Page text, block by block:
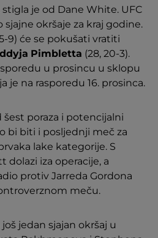
je od Dane White. UFC
okršaje za kraj godine.
9) će se pokušati vratiti
Pimbletta (28, 20-3).
u prosincu u sklopu
je na rasporedu 16. prosinca.
poraza i potencijalni
bi biti i posljednji meč za
lake kategorije. S
dolazi iza operacije, a
protiv Jarreda Gordona
meču.
jedan sjajan okršaj u